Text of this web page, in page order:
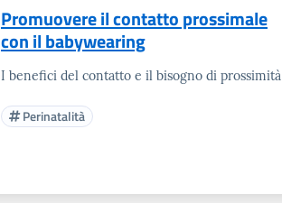
Promuovere il contatto prossimale
con il babywearing
I benefici del contatto e il bisogno di prossimità
Perinatalità